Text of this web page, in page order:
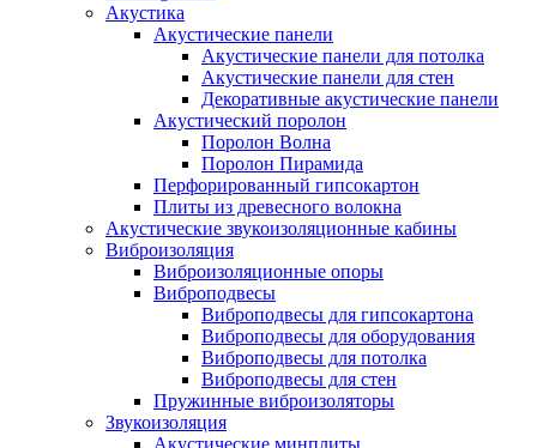
Акустика
Акустические панели
Акустические панели для потолка
Акустические панели для стен
Декоративные акустические панели
Акустический поролон
Поролон Волна
Поролон Пирамида
Перфорированный гипсокартон
Плиты из древесного волокна
Акустические звукоизоляционные кабины
Виброизоляция
Виброизоляционные опоры
Виброподвесы
Виброподвесы для гипсокартона
Виброподвесы для оборудования
Виброподвесы для потолка
Виброподвесы для стен
Пружинные виброизоляторы
Звукоизоляция
Акустические минплиты